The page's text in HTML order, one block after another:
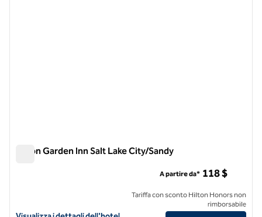
Hilton Garden Inn Salt Lake City/Sandy
A partire da* 118 $
Tariffa con sconto Hilton Honors non
rimborsabile